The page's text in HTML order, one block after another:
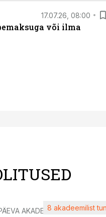
17.07.26, 08:00
või ilma
AKADEEMIA8 akadeemilist